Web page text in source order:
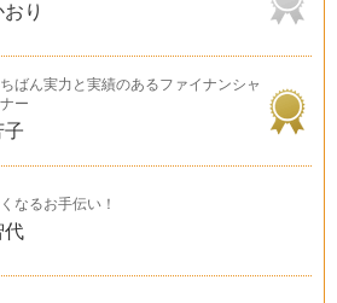
り
ばん実力と実績のあるファイナンシャ
ナー
子
なるお手伝い！
代